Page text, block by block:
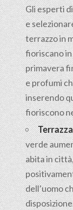
Gli esperti
e
terrazzo in
fioriscano
primavera
e profumi
inserendo
fioriscono
verde
abita in
dell’uomo